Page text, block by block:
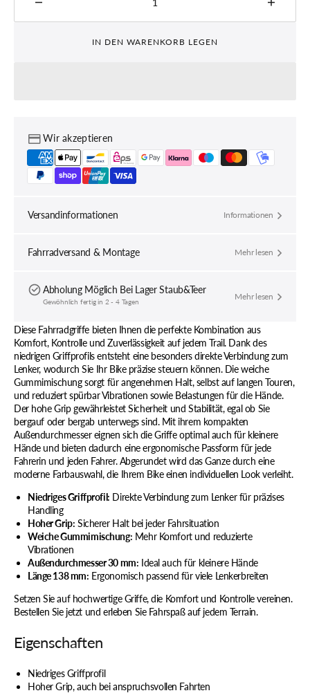
Menge
für
Menge
für
IN DEN WARENKORB LEGEN
Wir akzeptieren
Versandinformationen Informationen
Fahrradversand & Montage Mehr lesen
Abholung Möglich Bei Lager Staub&Teer
Gewöhnlich fertig in 2 - 4 Tagen Mehr lesen
Diese Fahrradgriffe bieten Ihnen die perfekte Kombination aus
Komfort, Kontrolle und Zuverlässigkeit auf jedem Trail. Dank des
niedrigen Griffprofils entsteht eine besonders direkte Verbindung zum
Lenker, wodurch Sie Ihr Bike präzise steuern können. Die weiche
Gummimischung sorgt für angenehmen Halt, selbst auf langen Touren,
und reduziert spürbar Vibrationen sowie Belastungen für die Hände.
Der hohe Grip gewährleistet Sicherheit und Stabilität, egal ob Sie
bergauf oder bergab unterwegs sind. Mit ihrem kompakten
Außendurchmesser eignen sich die Griffe optimal auch für kleinere
Hände und bieten dadurch eine ergonomische Passform für jede
Fahrerin und jeden Fahrer. Abgerundet wird das Ganze durch eine
moderne Farbauswahl, die Ihrem Bike einen individuellen Look verleiht.
Niedriges Griffprofil: Direkte Verbindung zum Lenker für präzises
Handling
Hoher Grip: Sicherer Halt bei jeder Fahrsituation
Weiche Gummimischung: Mehr Komfort und reduzierte
Vibrationen
Außendurchmesser 30 mm: Ideal auch für kleinere Hände
Länge 138 mm: Ergonomisch passend für viele Lenkerbreiten
Setzen Sie auf hochwertige Griffe, die Komfort und Kontrolle vereinen.
Bestellen Sie jetzt und erleben Sie Fahrspaß auf jedem Terrain.
Eigenschaften
Niedriges Griffprofil
Hoher Grip, auch bei anspruchsvollen Fahrten